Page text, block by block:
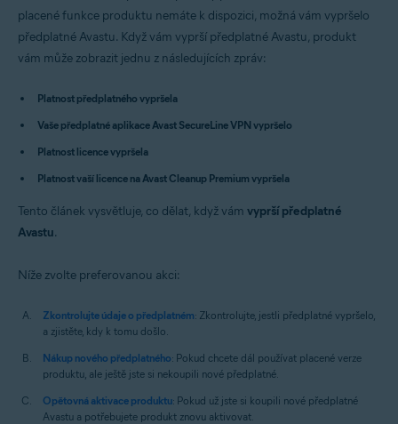
Avast Premium Security 14.x pro Mac
Avast SecureLine VPN 4.x pro Mac
Avast Cleanup Premium 4.x pro Mac
Avast AntiTrack 3.x pro Mac
Operační systémy:
Microsoft Windows 11 Home / Pro / Enterprise / Education
Microsoft Windows 8.1 / Pro / Enterprise – 32/64bitový
Microsoft Windows 7 Home Basic / Home Premium / Professional /
Apple macOS 12.x (Monterey)
Apple macOS 10.14.x (Mojave)
Apple macOS 10.12.x (Sierra)
Apple Mac OS X 10.11.x (El Capitan)
placené funkce produktu nemáte k dispozici, možná vám vypršelo
předplatné Avastu. Když vám vyprší předplatné Avastu, produkt
vám může zobrazit jednu z následujících zpráv:
Platnost předplatného vypršela
Vaše předplatné aplikace Avast SecureLine VPN vypršelo
Platnost licence vypršela
Platnost vaší licence na Avast Cleanup Premium vypršela
Tento článek vysvětluje, co dělat, když vám vyprší předplatné
Avastu.
Níže zvolte preferovanou akci:
Zkontrolujte údaje o předplatném: Zkontrolujte, jestli předplatné vypršelo,
a zjistěte, kdy k tomu došlo.
Nákup nového předplatného: Pokud chcete dál používat placené verze
produktu, ale ještě jste si nekoupili nové předplatné.
Opětovná aktivace produktu: Pokud už jste si koupili nové předplatné
Avastu a potřebujete produkt znovu aktivovat.